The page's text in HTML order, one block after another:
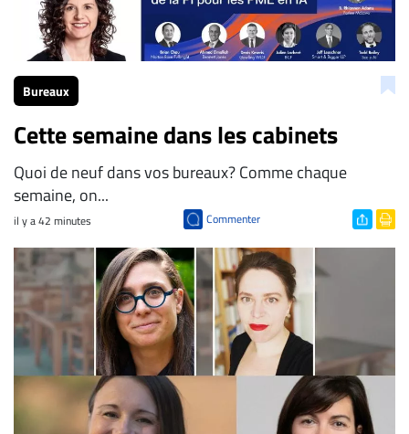
Bureaux
Cette semaine dans les cabinets
Quoi de neuf dans vos bureaux? Comme chaque
semaine, on...
il y a 42 minutes Commenter